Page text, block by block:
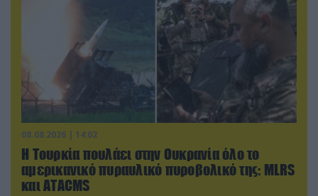
08.08.2026 | 14:02
Η Τουρκία πουλάει στην Ουκρανία όλο το
αμερικανικό πυραυλικό πυροβολικό της: MLRS
και ΑΤΑCMS